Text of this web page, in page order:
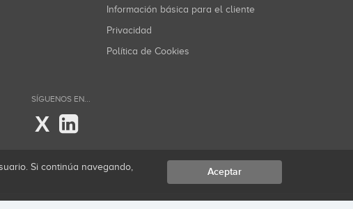
Información básica para el cliente
Privacidad
Política de Cookies
SÍGUENOS EN...
X
Si continúa navegando,
Aceptar